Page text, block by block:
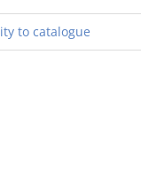
to catalogue